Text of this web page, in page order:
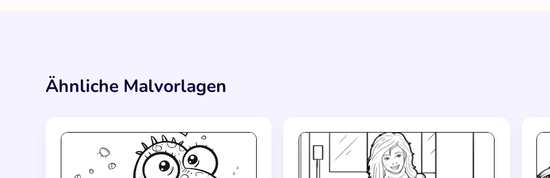
Ähnliche Malvorlagen